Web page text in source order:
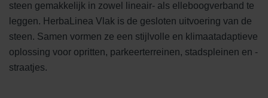
steen gemakkelijk in zowel lineair- als elleboogverband te
leggen. HerbaLinea Vlak is de gesloten uitvoering van de
steen. Samen vormen ze een stijlvolle en klimaatadaptieve
oplossing voor opritten, parkeerterreinen, stadspleinen en -
straatjes.